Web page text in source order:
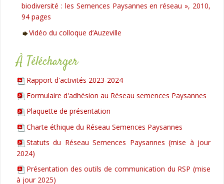
biodiversité : les Semences Paysannes en réseau », 2010,
94 pages
Vidéo du colloque d’Auzeville
À Télécharger
Rapport d'activités 2023-2024
Formulaire d'adhésion au Réseau semences Paysannes
Plaquette de présentation
Charte éthique du Réseau Semences Paysannes
Statuts du Réseau Semences Paysannes (mise à jour
2024)
Présentation des outils de communication du RSP (mise
à jour 2025)